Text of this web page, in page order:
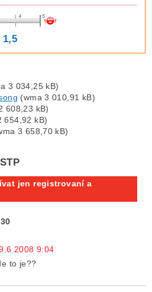
1,5
3 034,25 kB)
(wma 3 010,91 kB)
608,23 kB)
654,92 kB)
3 658,70 kB)
jen registrovaní a
9:04
to je??